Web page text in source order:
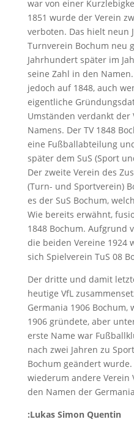
war von einer
1851 wurde der Verein
verboten. Das hielt neun
Turnverein Bochum neu
Jahrhundert später im
seine Zahl in den
jedoch auf 1848, auch
eigentliche
Umständen verdankt der
Namens. Der TV 1848
eine Fußballabteilung
später dem SuS (Sport
Der zweite Verein des
(Turn- und Sportverein)
es der SuS Bochum,
Wie bereits erwähnt,
1848 Bochum. Aufgrund
die beiden Vereine 1924
sich Spielverein TuS 08
Der dritte und damit
heutige VfL
Germania 1906 Bochum,
1906 gründete, aber
erste Name war
nach zwei Jahren zu
Bochum geändert
wiederum andere Verein
den Namen der
:Lukas Simon Quentin